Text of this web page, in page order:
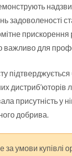
задоволеності
важливо для
дистриб’юторів
присутність у
добрива.
умови купівлі